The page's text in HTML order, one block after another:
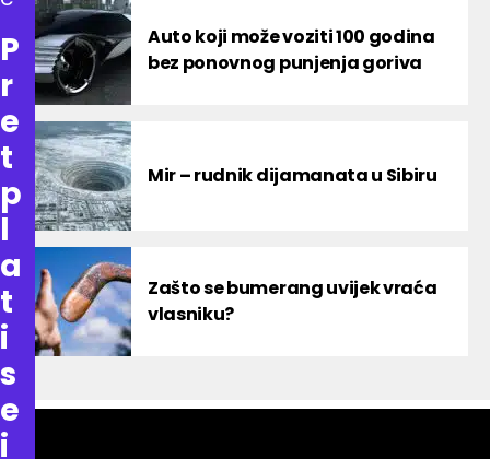
Auto koji može voziti 100 godina
bez ponovnog punjenja goriva
Mir – rudnik dijamanata u Sibiru
Zašto se bumerang uvijek vraća
vlasniku?
P
r
e
t
p
l
a
t
i
s
e
i